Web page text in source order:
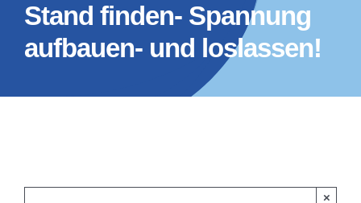
Beratung und
Veranstaltungen
Kontakt
Stand finden- Spannung
aufbauen- und loslassen!
×